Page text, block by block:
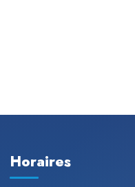
Horaires